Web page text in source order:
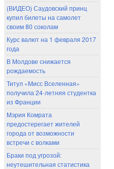
(ВИДЕО) Саудовский принц
купил билеты на самолет
своим 80 соколам
Курс валют на 1 февраля 2017
года
В Молдове снижается
рождаемость
Титул «Мисс Вселенная»
получила 24-летняя студентка
из Франции
Мэрия Комрата
предостерегает жителей
города от возможности
встречи с волками
Браки под угрозой:
неутешительная статистика